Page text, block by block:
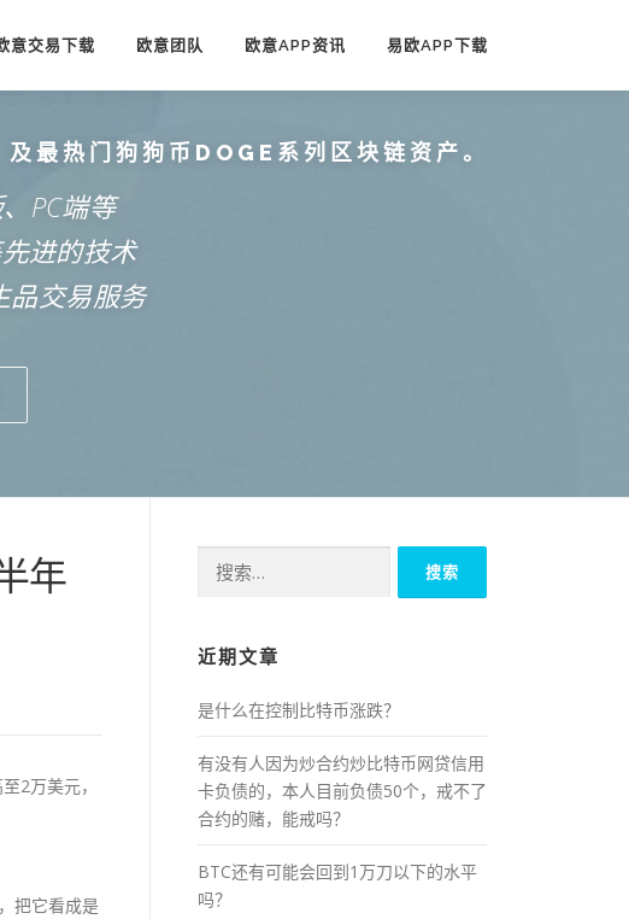
意交易下载 欧意团队 欧意APP资讯 易欧APP下载
最热门狗狗币DOGE系列区块链资产。
PC端等
进的技术
品交易服务
年
2万美元，
把它看成是
索：
近期文章
是什么在控制比特币涨跌？
有没有人因为炒合约炒比特币网贷信用
卡负债的，本人目前负债50个，戒不了
合约的赌，能戒吗？
BTC还有可能会回到1万刀以下的水平
吗？